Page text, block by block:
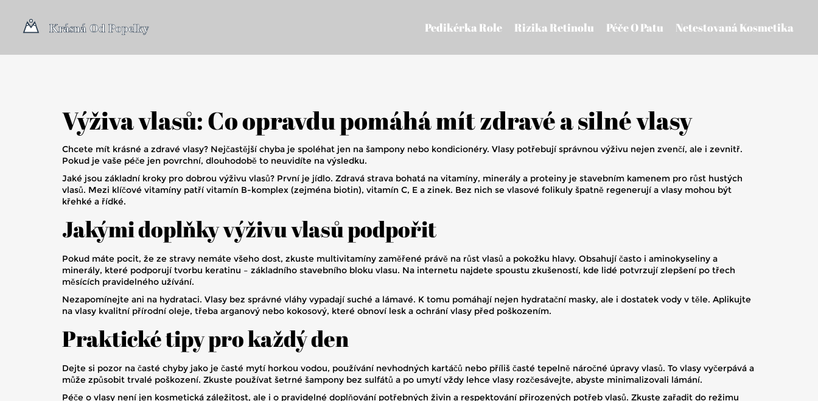
Netestovaná Kosmetika
Péče O Patu
Rizika Retinolu
Pedikérka Role
Výživa vlasů: Co opravdu pomáhá mít zdravé a silné vlasy
Chcete mít krásné a zdravé vlasy? Nejčastější chyba je spoléhat jen na šampony nebo kondicionéry. Vlasy potřebují správnou výživu nejen zvenčí, ale i zevnitř.
Pokud je vaše péče jen povrchní, dlouhodobě to neuvidíte na výsledku.
Jaké jsou základní kroky pro dobrou výživu vlasů? První je jídlo. Zdravá strava bohatá na vitamíny, minerály a proteiny je stavebním kamenem pro růst hustých
vlasů. Mezi klíčové vitamíny patří vitamín B-komplex (zejména biotin), vitamín C, E a zinek. Bez nich se vlasové folikuly špatně regenerují a vlasy mohou být
křehké a řídké.
Jakými doplňky výživu vlasů podpořit
Pokud máte pocit, že ze stravy nemáte všeho dost, zkuste multivitamíny zaměřené právě na růst vlasů a pokožku hlavy. Obsahují často i aminokyseliny a
minerály, které podporují tvorbu keratinu – základního stavebního bloku vlasu. Na internetu najdete spoustu zkušeností, kde lidé potvrzují zlepšení po třech
měsících pravidelného užívání.
Nezapomínejte ani na hydrataci. Vlasy bez správné vláhy vypadají suché a lámavé. K tomu pomáhají nejen hydratační masky, ale i dostatek vody v těle. Aplikujte
na vlasy kvalitní přírodní oleje, třeba arganový nebo kokosový, které obnoví lesk a ochrání vlasy před poškozením.
Praktické tipy pro každý den
Dejte si pozor na časté chyby jako je časté mytí horkou vodou, používání nevhodných kartáčů nebo příliš časté tepelně náročné úpravy vlasů. To vlasy vyčerpává a
může způsobit trvalé poškození. Zkuste používat šetrné šampony bez sulfátů a po umytí vždy lehce vlasy rozčesávejte, abyste minimalizovali lámání.
Péče o vlasy není jen kosmetická záležitost, ale i o pravidelné doplňování potřebných živin a respektování přirozených potřeb vlasů. Zkuste zařadit do režimu